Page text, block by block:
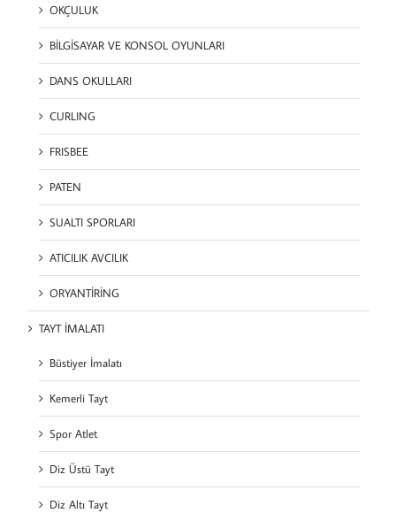
OKÇULUK
BİLGİSAYAR VE KONSOL OYUNLARI
DANS OKULLARI
CURLING
FRISBEE
PATEN
SUALTI SPORLARI
ATICILIK AVCILIK
ORYANTİRİNG
TAYT İMALATI
Büstiyer İmalatı
Kemerli Tayt
Spor Atlet
Diz Üstü Tayt
Diz Altı Tayt